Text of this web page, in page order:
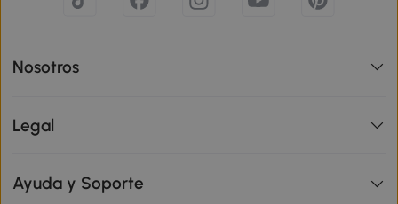
Nosotros
Legal
Ayuda y Soporte